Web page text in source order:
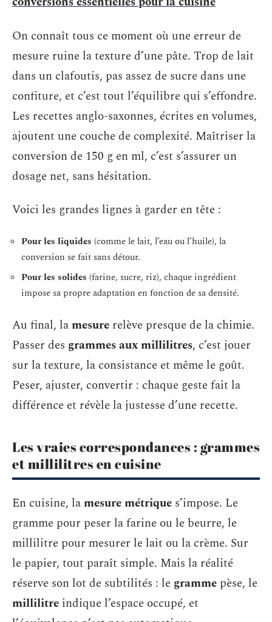
On connaît tous ce moment où une erreur de
mesure ruine la texture d’une pâte. Trop de lait
dans un clafoutis, pas assez de sucre dans une
confiture, et c’est tout l’équilibre qui s’effondre.
Les recettes anglo-saxonnes, écrites en volumes,
ajoutent une couche de complexité. Maîtriser la
conversion de 150 g en ml, c’est s’assurer un
dosage net, sans hésitation.
Voici les grandes lignes à garder en tête :
Pour les liquides (comme le lait, l’eau ou l’huile), la
conversion se fait sans détour.
Pour les solides (farine, sucre, riz), chaque ingrédient
impose sa propre adaptation en fonction de sa densité.
Au final, lamesure relève presque de la chimie.
Passer des grammes aux millilitres, c’est jouer
sur la texture, la consistance et même le goût.
Peser, ajuster, convertir : chaque geste fait la
différence et révèle la justesse d’une recette.
Les vraies correspondances : grammes
et millilitres en cuisine
En cuisine, lamesure métrique s’impose. Le
gramme pour peser la farine ou le beurre, le
millilitre pour mesurer le lait ou la crème. Sur
le papier, tout paraît simple. Mais la réalité
réserve son lot de subtilités : le gramme pèse, le
millilitre indique l’espace occupé, et